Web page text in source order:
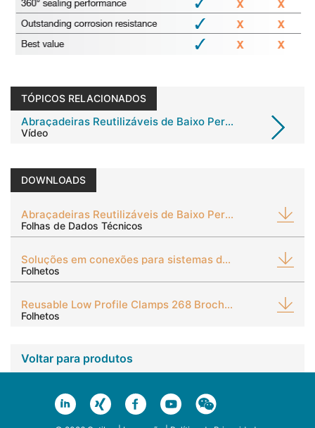
TÓPICOS RELACIONADOS
Abraçadeiras Reutilizáveis de Baixo Perfil 268
Vídeo
DOWNLOADS
Abraçadeiras Reutilizáveis de Baixo Perfil 268
Folhas de Dados Técnicos
Soluções em conexões para sistemas de gestão térmica
Folhetos
Reusable Low Profile Clamps 268 Brochure
Folhetos
Voltar para produtos